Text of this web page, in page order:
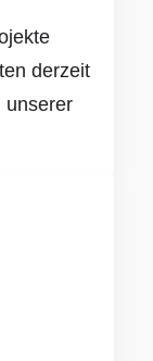
derzeit
unserer